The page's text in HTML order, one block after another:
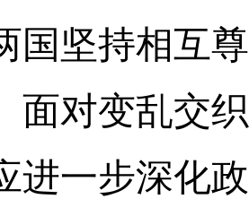
国坚持相互
面对变乱交
进一步深化